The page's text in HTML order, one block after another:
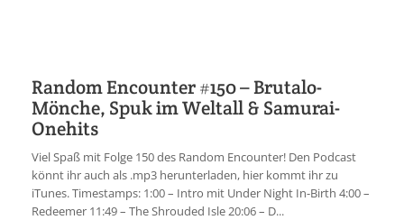
Random Encounter #150 – Brutalo-
Mönche, Spuk im Weltall & Samurai-
Onehits
Viel Spaß mit Folge 150 des Random Encounter! Den Podcast
könnt ihr auch als .mp3 herunterladen, hier kommt ihr zu
iTunes. Timestamps: 1:00 – Intro mit Under Night In-Birth 4:00 –
Redeemer 11:49 – The Shrouded Isle 20:06 – D...